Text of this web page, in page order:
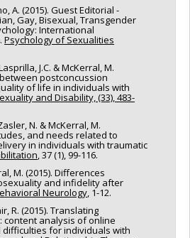
A. (2015). Guest Editorial -
Gay, Bisexual, Transgender
International
Psychology of Sexualities
J.C. & McKerral, M.
postconcussion
of life in individuals with
and Disability, (33), 483-
N. & McKerral, M.
and needs related to
in individuals with traumatic
, 37 (1), 99-116.
M. (2015). Differences
and infidelity after
Neurology, 1-12.
R. (2015). Translating
content analysis of online
for individuals with